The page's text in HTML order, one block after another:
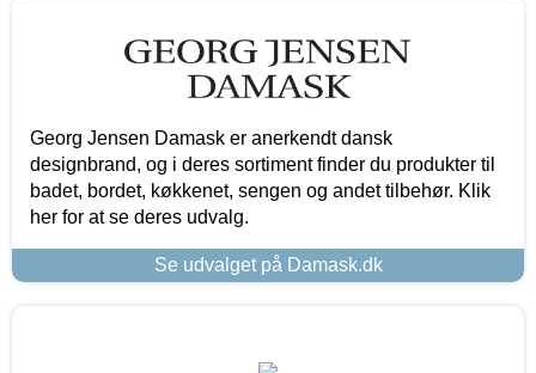
Georg Jensen Damask er anerkendt dansk
designbrand, og i deres sortiment finder du produkter til
badet, bordet, køkkenet, sengen og andet tilbehør. Klik
her for at se deres udvalg.
Se udvalget på Damask.dk